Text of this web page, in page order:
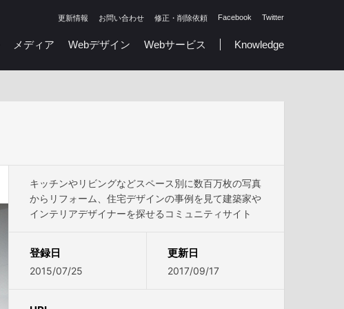
Twitter
Facebook
修正・削除依頼
お問い合わせ
更新情報
Knowledge
Webサービス
Webデザイン
メディア
キッチンやリビングなどスペース別に数百万枚の写真
からリフォーム、住宅デザインの事例を見て建築家や
インテリアデザイナーを探せるコミュニティサイト
登録日
2015/07/25
更新日
2017/09/17